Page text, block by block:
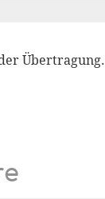
Übertragung.